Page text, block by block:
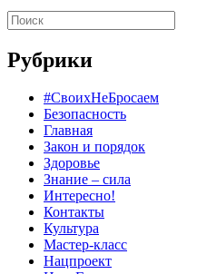
Рубрики
#СвоихНеБросаем
Безопасность
Главная
Закон и порядок
Здоровье
Знание – сила
Интересно!
Контакты
Культура
Мастер-класс
Нацпроект